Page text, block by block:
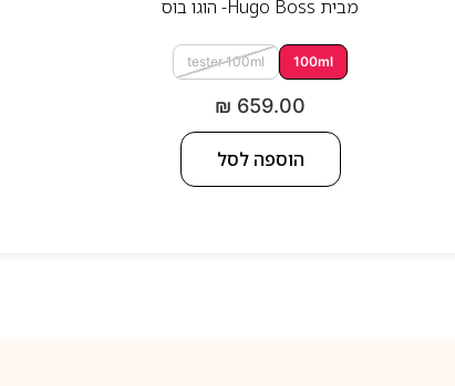
מבית Hugo Boss- הוגו בוס
100ml
tester 100ml
₪ 659.00
הוספה לסל